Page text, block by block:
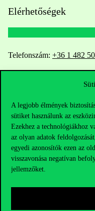
A legjobb élmények
sütiket használunk az
Ezekhez a technológiákhoz
az olyan adatok
egyedi azonosítók ezen az
visszavonása negatívan
jellemzőket.
Elérhetőségek
Telefonszám: +36 1 482
Kérdésed van a
Oktatói elérhetőségek
HUB jelenlegi
Sajtó: